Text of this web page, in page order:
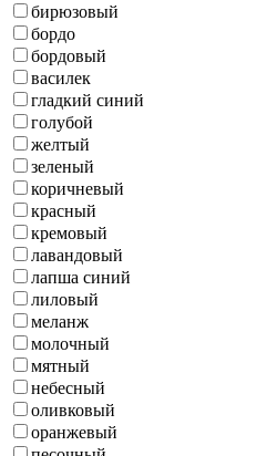
бирюзовый
бордо
бордовый
василек
гладкий синий
голубой
желтый
зеленый
коричневый
красный
кремовый
лавандовый
лапша синий
лиловый
меланж
молочный
мятный
небесный
оливковый
оранжевый